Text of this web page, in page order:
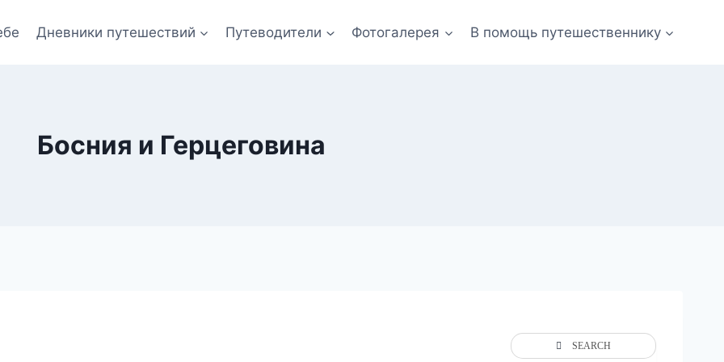
Дневники путешествий Путеводители Фотогалерея В помощь путешественнику
Босния и Герцеговина
SEARCH